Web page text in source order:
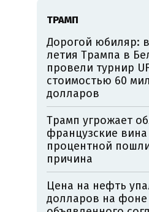
ТРАМП
Дорогой юбиляр:
летия Трампа в
провели турнир
стоимостью 60
долларов
Трамп угрожает
французские вина
процентной
причина
Цена на нефть
долларов на фоне